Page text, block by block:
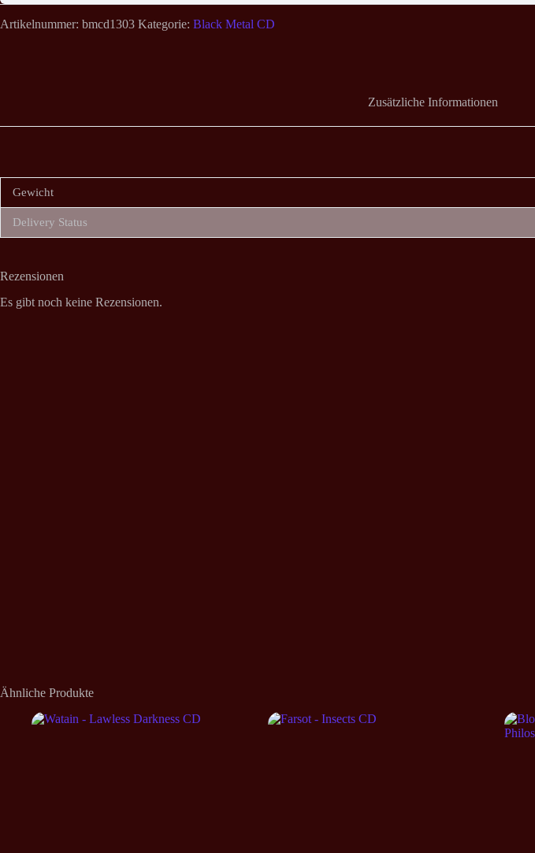
Artikelnummer: bmcd1303 Kategorie: Black Metal CD
Zusätzliche Informationen
Gewicht
Delivery Status
Rezensionen
Es gibt noch keine Rezensionen.
Ähnliche Produkte